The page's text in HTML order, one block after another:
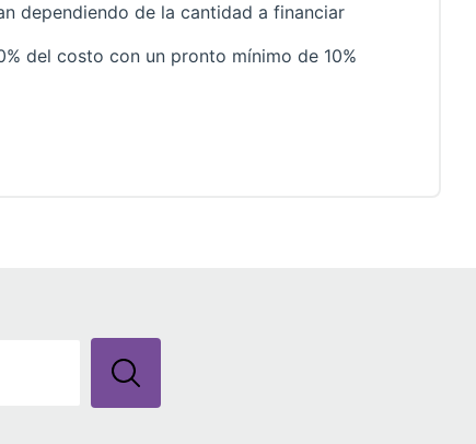
dependiendo de la cantidad a financiar
del costo con un pronto mínimo de 10%